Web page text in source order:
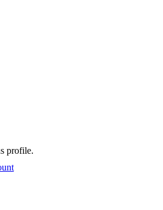
profile.